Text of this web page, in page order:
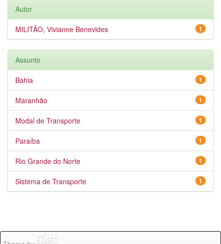
Autor
1
MILITÃO, Vivianne Benevides
Assunto
1
Bahia
1
Maranhão
1
Modal de Transporte
1
Paraíba
1
Rio Grande do Norte
1
Sistema de Transporte